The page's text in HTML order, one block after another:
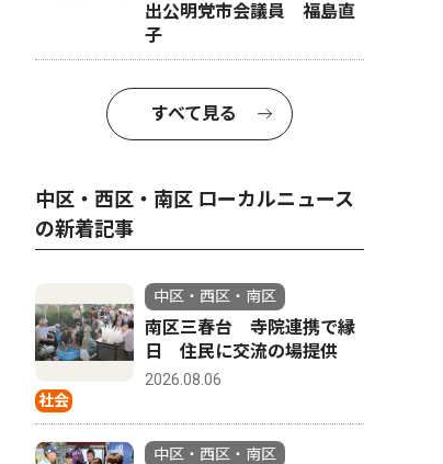
出公明党市会議員 福島直
子
すべて見る
中区・西区・南区 ローカルニュース
の新着記事
社会
中区・西区・南区
南区三春台 寺院連携で縁
日 住民に交流の場提供
2026.08.06
中区・西区・南区